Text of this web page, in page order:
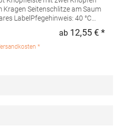
am Saum
100% Baumwolle (Heather
zur
ab 12,55 € *
*